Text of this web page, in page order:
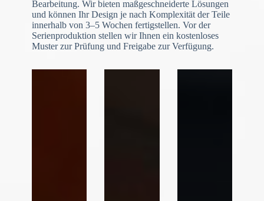
N
o
Bearbeitung. Wir bieten maßgeschneiderte Lösungen
und können Ihr Design je nach Komplexität der Teile
innerhalb von 3–5 Wochen fertigstellen. Vor der
Serienproduktion stellen wir Ihnen ein kostenloses
Muster zur Prüfung und Freigabe zur Verfügung.